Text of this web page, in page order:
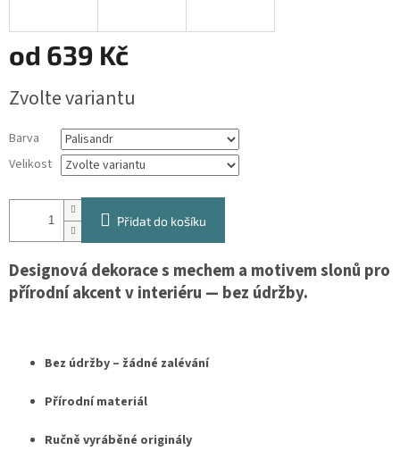
od 639 Kč
cena:
Zvolte variantu
Barva
Velikost
Přidat do košíku
Designová dekorace s mechem a motivem slonů pro
přírodní akcent v interiéru — bez údržby.
Bez údržby – žádné zalévání
Přírodní materiál
Ručně vyráběné originály